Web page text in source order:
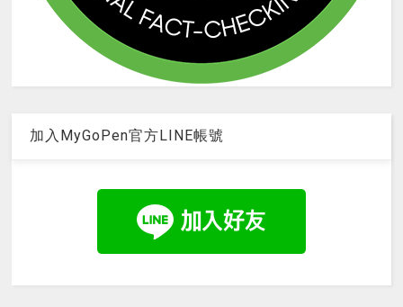
加入MyGoPen官方LINE帳號